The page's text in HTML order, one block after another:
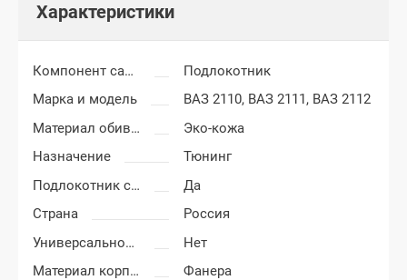
Характеристики
Компонент салона
Подлокотник
Марка и модель
ВАЗ 2110, ВАЗ 2111, ВАЗ 2112
Материал обивки подлокотника
Эко-кожа
Назначение
Тюнинг
Подлокотник с бардачком
Да
Страна
Россия
Универсальность подлокотника
Нет
Материал корпуса подлокотника
Фанера